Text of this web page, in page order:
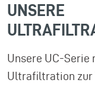
UNSERE
Unsere UC-Serie
Ultrafiltration zur